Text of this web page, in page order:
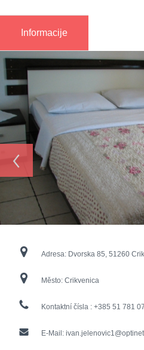
Informacije
‹
Adresa: Dvorska 85, 51260
Město: Crikvenica
Kontaktní čísla : +385 51 781
E-Mail: